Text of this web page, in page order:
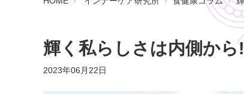
輝く私らしさは内側か
2023年06月22日